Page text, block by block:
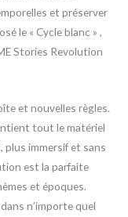
et préserver
le « Cycle blanc » ,
Stories Revolution
et nouvelles règles.
tout le matériel
plus immersif et sans
est la parfaite
et époques.
n’importe quel